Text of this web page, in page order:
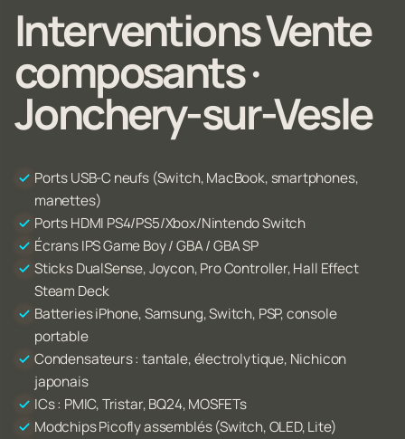
Interventions Vente
composants ·
Jonchery-sur-Vesle
Ports USB-C neufs (Switch, MacBook, smartphones,
manettes)
Ports HDMI PS4/PS5/Xbox/Nintendo Switch
Écrans IPS Game Boy / GBA / GBA SP
Sticks DualSense, Joycon, Pro Controller, Hall Effect
Steam Deck
Batteries iPhone, Samsung, Switch, PSP, console
portable
Condensateurs : tantale, électrolytique, Nichicon
japonais
ICs : PMIC, Tristar, BQ24, MOSFETs
Modchips Picofly assemblés (Switch, OLED, Lite)